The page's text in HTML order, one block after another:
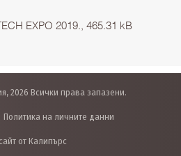
EXPO 2019., 465.31 kB
2026 Всички права запазени.
Политика на личните данни
от Калипърс